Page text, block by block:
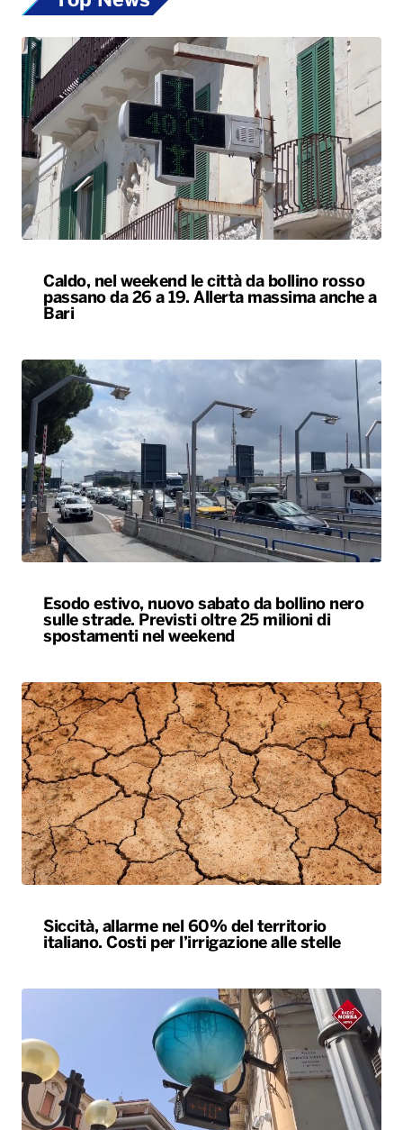
Caldo, nel weekend le città da bollino rosso
passano da 26 a 19. Allerta massima anche a
Bari
Esodo estivo, nuovo sabato da bollino nero
sulle strade. Previsti oltre 25 milioni di
spostamenti nel weekend
Siccità, allarme nel 60% del territorio
italiano. Costi per l’irrigazione alle stelle